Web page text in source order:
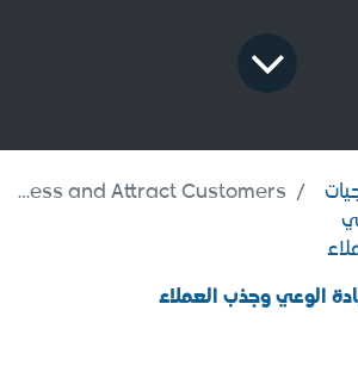
Pharmacy Marketing: Strategies to Increase Awareness and Attract Customers
الوعي وجذب العملاء